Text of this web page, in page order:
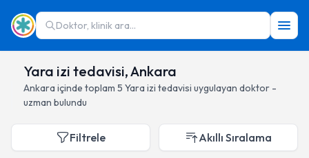
Doktor, klinik ara...
Yara izi tedavisi, Ankara
Ankara içinde toplam 5 Yara izi tedavisi uygulayan doktor -
uzman bulundu
Filtrele Akıllı Sıralama